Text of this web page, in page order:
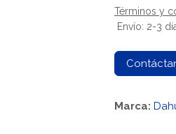
Términos y
Envío: 2-3
Marca: